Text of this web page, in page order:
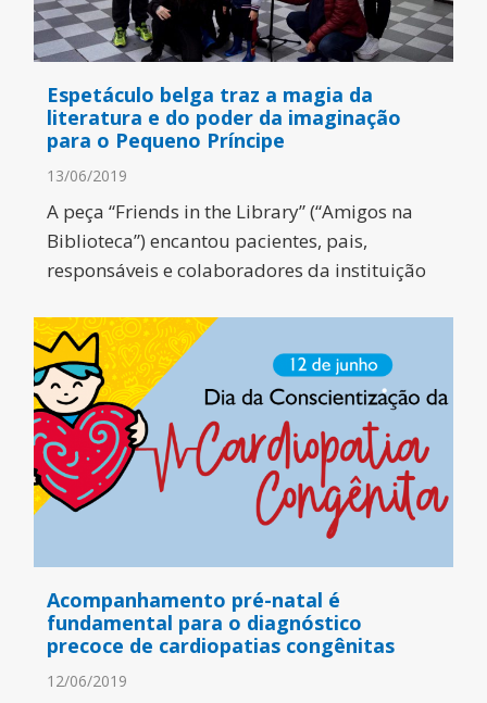
Espetáculo belga traz a magia da
literatura e do poder da imaginação
para o Pequeno Príncipe
13/06/2019
A peça “Friends in the Library” (“Amigos na
Biblioteca”) encantou pacientes, pais,
responsáveis e colaboradores da instituição
Acompanhamento pré-natal é
fundamental para o diagnóstico
precoce de cardiopatias congênitas
12/06/2019